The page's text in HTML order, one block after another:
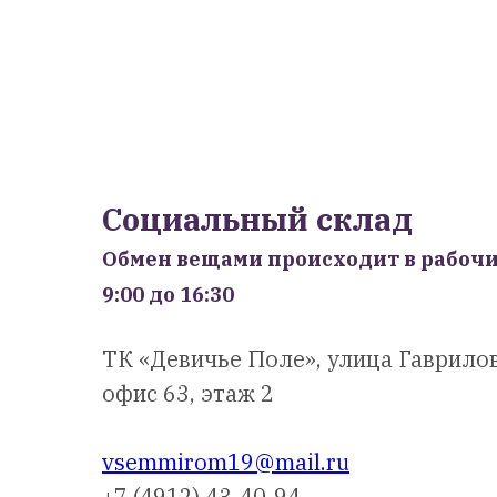
Социальный склад
Обмен вещами происходит в
9:00 до 16:30
ТК «Девичье Поле», улица
офис 63, этаж 2
vsemmirom19@mail.ru